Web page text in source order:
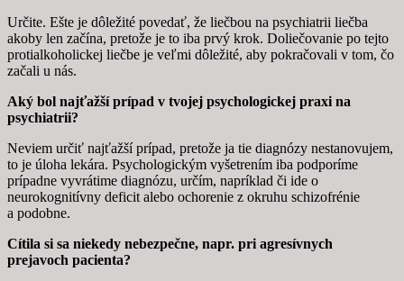
Určite. Ešte je dôležité povedať, že liečbou na psychiatrii liečba
akoby len začína, pretože je to iba prvý krok. Doliečovanie po tejto
protialkoholickej liečbe je veľmi dôležité, aby pokračovali v tom, čo
začali u nás.
Aký bol najťažší prípad v tvojej psychologickej praxi na
psychiatrii?
Neviem určiť najťažší prípad, pretože ja tie diagnózy nestanovujem,
to je úloha lekára. Psychologickým vyšetrením iba podporíme
prípadne vyvrátime diagnózu, určím, napríklad či ide o
neurokognitívny deficit alebo ochorenie z okruhu schizofrénie
a podobne.
Cítila si sa niekedy nebezpečne, napr. pri agresívnych
prejavoch pacienta?